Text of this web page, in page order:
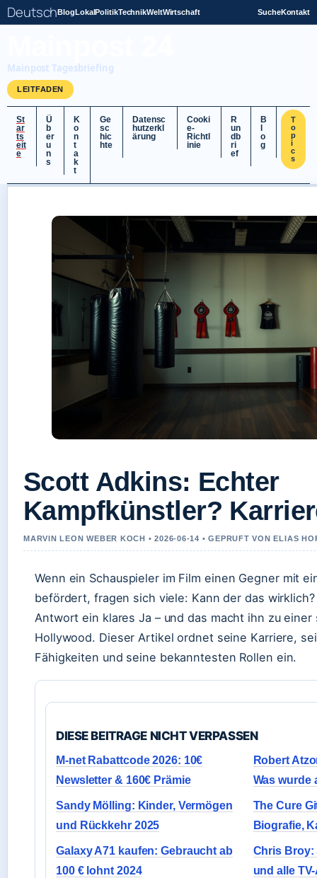
DeutschBlogLokalPolitikTechnikWeltWirtschaft SucheKontakt
Mainpost Tagesbriefing
LEITFADEN
St
ar
ts
eit
e
Ü
b
er
u
n
s
K
o
n
t
a
k
t
Ge
sc
hic
hte
Datensc
hutzerkl
ärung
Cooki
e-
Richtl
inie
R
un
db
ri
ef
B
o
g
T
o
p
i
c
s
Scott Adkins: Echter
Kampfkünstler?
MARVIN LEON WEBER KOCH • 2026-06-14 • GEPRUFT VON ELIAS
Wenn ein Schauspieler im Film einen Gegner mit
befördert, fragen sich viele: Kann der das
Antwort ein klares Ja – und das macht ihn zu
Hollywood. Dieser Artikel ordnet seine Karriere,
Fähigkeiten und seine bekanntesten Rollen ein.
DIESE BEITRAGE NICHT VERPASSEN
M-net Rabattcode 2026: 10€
Newsletter & 160€ Prämie
Robert
Was wurde
Sandy Mölling: Kinder, Vermögen
und Rückkehr 2025
The Cure
Biografie,
Galaxy A71 kaufen: Gebraucht ab
100 € lohnt 2024
Chris Broy:
und alle